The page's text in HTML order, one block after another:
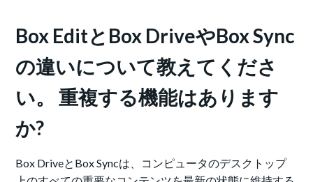
Box EditとBox DriveやBox Sync
の違いについて教えてくださ
い。 重複する機能はあります
か?
Box DriveとBox Syncは、コンピュータのデスクトップ